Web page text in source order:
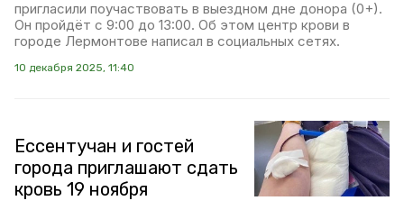
пригласили поучаствовать в выездном дне донора (0+).
Он пройдёт с 9:00 до 13:00. Об этом центр крови в
городе Лермонтове написал в социальных сетях.
10 декабря 2025, 11:40
Ессентучан и гостей
города приглашают сдать
кровь 19 ноября